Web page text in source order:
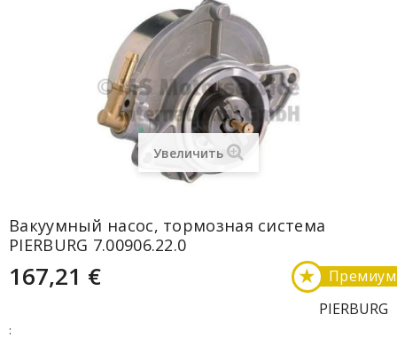
Увеличить
Вакуумный насос, тормозная система
PIERBURG 7.00906.22.0
167,21 € Премиум
★
PIERBURG
: